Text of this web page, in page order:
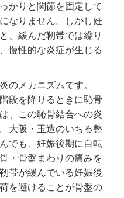
かりと関節を固定して
なりません。しかし妊
、緩んだ靭帯では繰り
慢性的な炎症が生じる
のメカニズムです。
段を降りるときに恥骨
、この恥骨結合への炎
大阪・玉造のいちる整
でも、妊娠後期に自転
・骨盤まわりの痛みを
帯が緩んでいる妊娠後
を避けることが骨盤の